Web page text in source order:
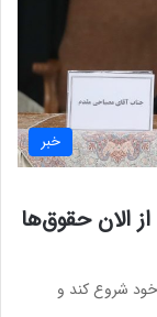
خبر
الان حقوق‌ها
شروع کند و